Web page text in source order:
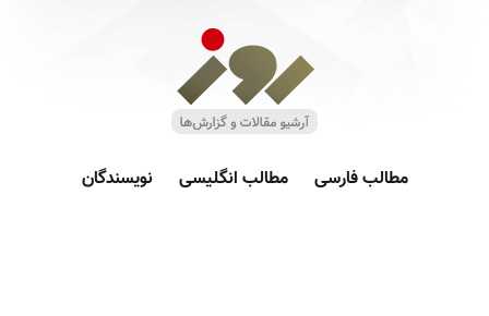
مطالب فارسی مطالب انگلیسی نویسندگان